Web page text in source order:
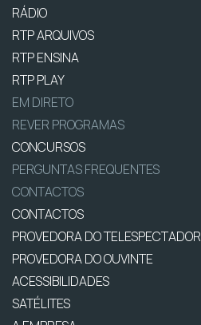
RÁDIO
RTP ARQUIVOS
RTP ENSINA
RTP PLAY
EM DIRETO
REVER PROGRAMAS
CONCURSOS
PERGUNTAS FREQUENTES
CONTACTOS
CONTACTOS
PROVEDORA DO TELESPECTADOR
PROVEDORA DO OUVINTE
ACESSIBILIDADES
SATÉLITES